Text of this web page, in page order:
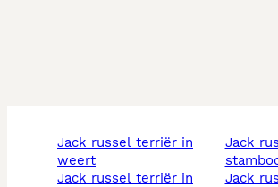
jack russel terriër in
weert
jack russel terriër in
jack russel terriër met
jack